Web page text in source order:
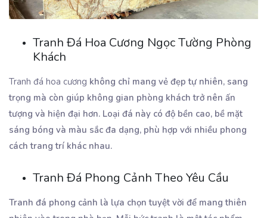
Tranh Đá Hoa Cương Ngọc Tường Phòng
Khách
Tranh đá hoa cương không chỉ mang vẻ đẹp tự nhiên, sang
trọng mà còn giúp không gian phòng khách trở nên ấn
tượng và hiện đại hơn. Loại đá này có độ bền cao, bề mặt
sáng bóng và màu sắc đa dạng, phù hợp với nhiều phong
cách trang trí khác nhau.
Tranh Đá Phong Cảnh Theo Yêu Cầu
Tranh đá phong cảnh là lựa chọn tuyệt vời để mang thiên